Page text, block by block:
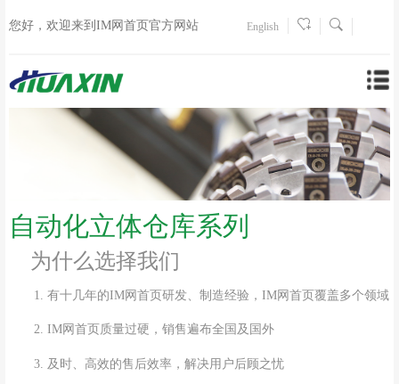
您好，欢迎来到IM网首页官方网站 English
自动化立体仓库系列
为什么选择我们
1. 有十几年的IM网首页研发、制造经验，IM网首页覆盖多个领域
2. IM网首页质量过硬，销售遍布全国及国外
3. 及时、高效的售后效率，解决用户后顾之忧